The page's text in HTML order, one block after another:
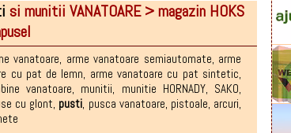
1436783716370192
si munitii VANATOARE > magazin HOKS
vanatoare, arme vanatoare semiautomate, arme
cu pat de lemn, arme vanatoare cu pat sintetic,
vanatoare, munitii, munitie HORNADY, SAKO,
cu glont, pusti, pusca vanatoare, pistoale, arcuri,